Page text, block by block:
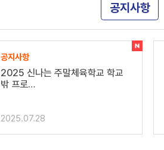
공지사항
공지사항
2025 생활체육 볼링 동호인 대회
리그전…
2025.07.28